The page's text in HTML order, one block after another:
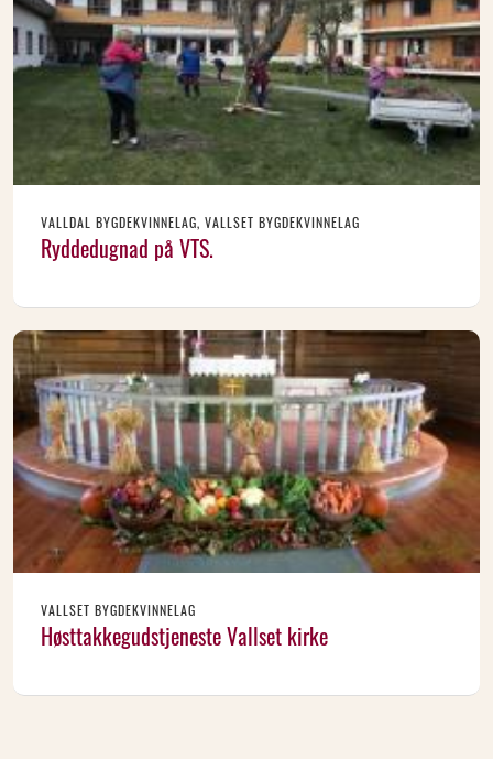
VALLDAL BYGDEKVINNELAG, VALLSET BYGDEKVINNELAG
Ryddedugnad på VTS.
VALLSET BYGDEKVINNELAG
Høsttakkegudstjeneste Vallset kirke